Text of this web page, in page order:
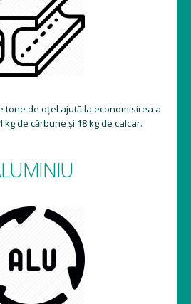
tone de oțel ajută la economisirea a
kg de cărbune și 18 kg de calcar.